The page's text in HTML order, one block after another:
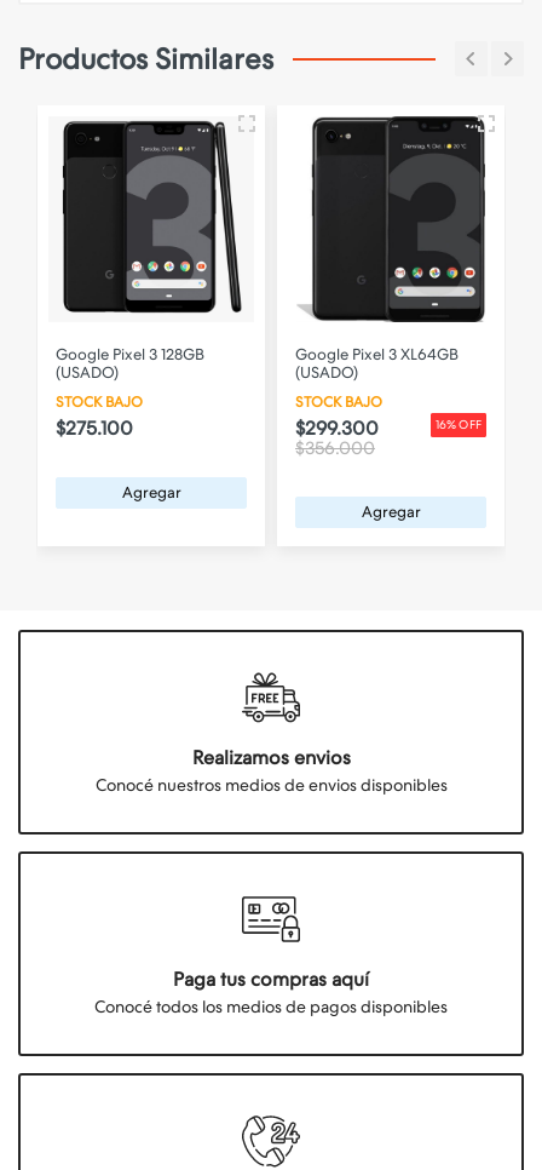
Productos Similares
Google Pixel 3 128GB
(USADO)
STOCK BAJO
$275.100
Agregar
Google Pixel 3 XL64GB
(USADO)
STOCK BAJO
16% OFF
$299.300
$356.000
Agregar
Realizamos envios
Conocé nuestros medios de envios disponibles
Paga tus compras aquí
Conocé todos los medios de pagos disponibles